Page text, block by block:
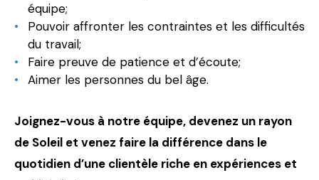
équipe;
Pouvoir affronter les contraintes et les difficultés
du travail;
Faire preuve de patience et d’écoute;
Aimer les personnes du bel âge.
Joignez-vous à notre équipe, devenez un rayon
de Soleil et venez faire la différence dans le
quotidien d’une clientèle riche en expériences et